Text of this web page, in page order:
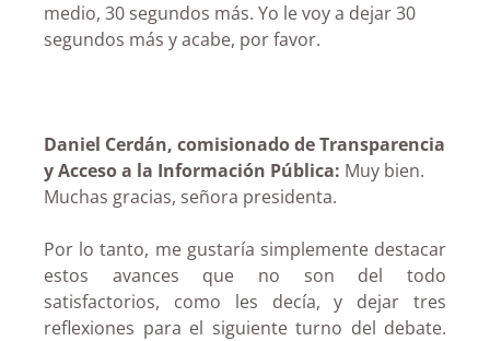
medio, 30 segundos más. Yo le voy a dejar 30
segundos más y acabe, por favor.
Daniel Cerdán, comisionado de Transparencia
y Acceso a la Información Pública: Muy bien.
Muchas gracias, señora presidenta.
Por lo tanto, me gustaría simplemente destacar
estos avances que no son del todo
satisfactorios, como les decía, y dejar tres
reflexiones para el siguiente turno del debate.